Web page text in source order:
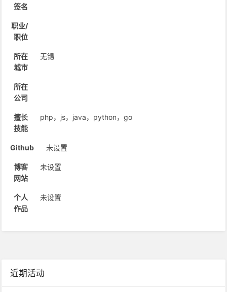
近期活动
签名
职业/
职位
所在
城市
无锡
所在
公司
擅长
技能
php，js，java，python，go
Github 未设置
博客
网站
未设置
个人
作品
未设置